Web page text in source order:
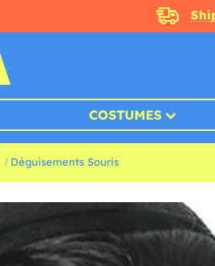
COSTUMES
Déguisements Souris